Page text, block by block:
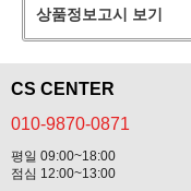
상품정보고시 보기
CS CENTER
010-9870-0871
평일 09:00~18:00
점심 12:00~13:00